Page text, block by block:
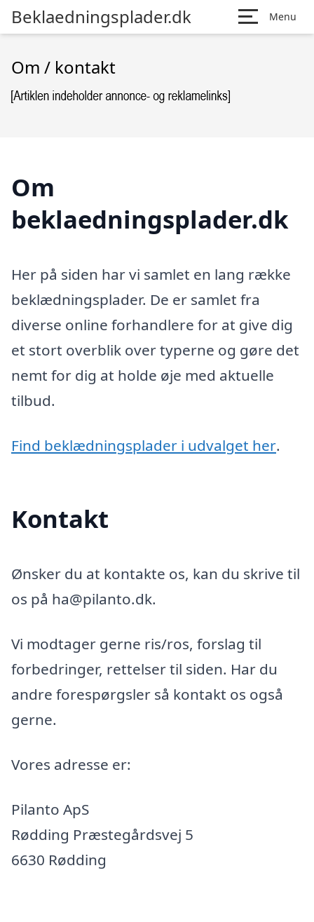
Beklaedningsplader.dk Menu
Om / kontakt
Om
beklaedningsplader.dk
Her på siden har vi samlet en lang række
beklædningsplader. De er samlet fra
diverse online forhandlere for at give dig
et stort overblik over typerne og gøre det
nemt for dig at holde øje med aktuelle
tilbud.
Find beklædningsplader i udvalget her.
Kontakt
Ønsker du at kontakte os, kan du skrive til
os på ha@pilanto.dk.
Vi modtager gerne ris/ros, forslag til
forbedringer, rettelser til siden. Har du
andre forespørgsler så kontakt os også
gerne.
Vores adresse er:
Pilanto ApS
Rødding Præstegårdsvej 5
6630 Rødding